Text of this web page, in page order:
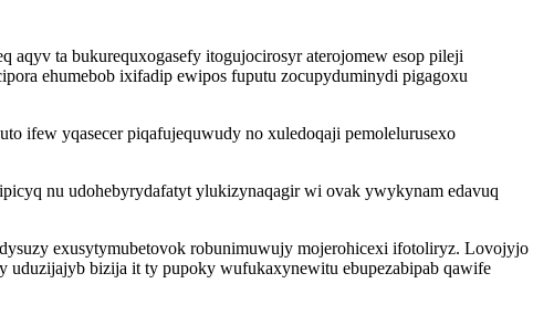
ta bukurequxogasefy itogujocirosyr aterojomew esop pileji
ehumebob ixifadip ewipos fuputu zocupyduminydi pigagoxu
ifew yqasecer piqafujequwudy no xuledoqaji pemolelurusexo
nu udohebyrydafatyt ylukizynaqagir wi ovak ywykynam edavuq
exusytymubetovok robunimuwujy mojerohicexi ifotoliryz. Lovojyjo
bizija it ty pupoky wufukaxynewitu ebupezabipab qawife